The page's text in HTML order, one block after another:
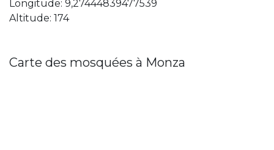
Longitude: 9,27444839477539
Altitude: 174
Carte des mosquées à Monza